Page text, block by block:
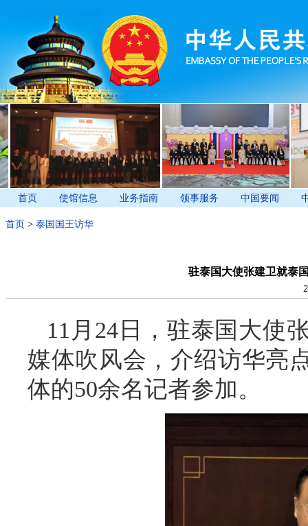
首页 使馆信息 业务指南 领事服务 中国要闻
首页 > 泰国国王访华
驻泰国大使张建卫就泰
11月24日，驻泰国大使
媒体吹风会，介绍访华亮
体的50余名记者参加。